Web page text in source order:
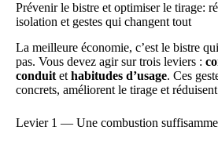
Prévenir le bistre et optimiser le tirage:
isolation et gestes qui changent tout
La meilleure économie, c’est le bistre
pas. Vous devez agir sur trois leviers :
conduit et habitudes d’usage. Ces
concrets, améliorent le tirage et
Levier 1 — Une combustion